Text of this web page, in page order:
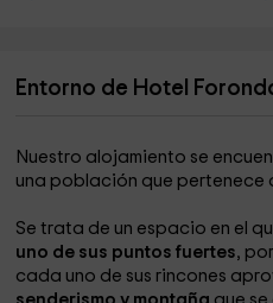
Entorno de Hotel
Nuestro alojamiento se
una población que pertenece
Se trata de un espacio en el
uno de sus puntos fuertes,
cada uno de sus rincones